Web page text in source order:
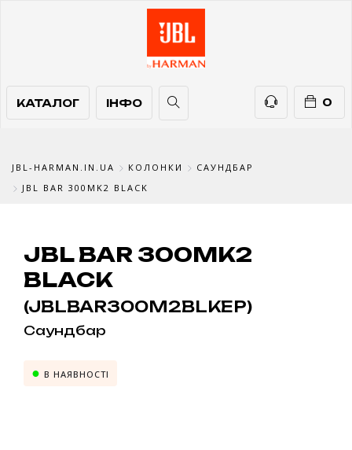
КАТАЛОГ
КАТАЛОГ ІНФО
ІНФО 0
ТЕЛЕФОНИ
JBL-HARMAN.IN.UA КОЛОНКИ
САУНДБАР
JBL BAR 300MK2 BLACK
JBL BAR 300MK2
BLACK
(JBLBAR300M2BLKEP)
Саундбар
В НАЯВНОСТІ